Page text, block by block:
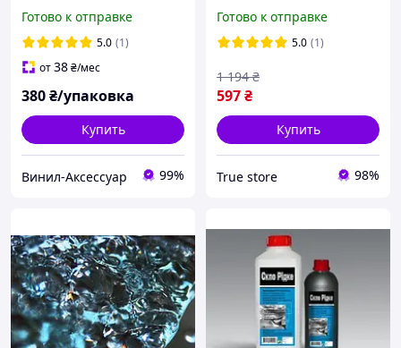
30 мл
Готово к отправке
5.0 (1)
от38₴/мес
380₴/упаковка
Купить
Винил-Аксессуар 99%
гидрофобное покрытие,
жидкая керамика
Готово к отправке
5.0 (1)
597₴
1 194 ₴
Купить
True store 98%